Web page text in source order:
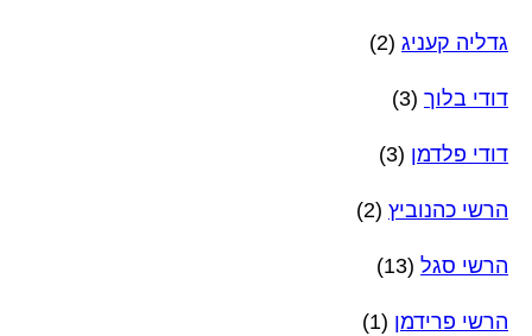
גדליה קעניג (2)
דודי בלוך (3)
דודי פלדמן (3)
הרשי כהנוביץ (2)
הרשי סגל (13)
הרשי פרידמן (1)